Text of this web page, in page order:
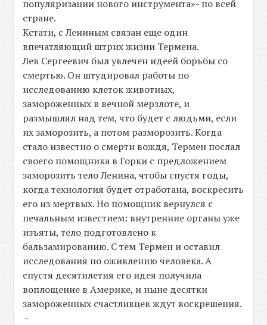
популяризации нового инструмента»- по всей
стране.
Кстати, с Лениным связан еще один
впечатляющий штрих жизни Термена.
Лев Сергеевич был увлечен идеей борьбы со
смертью. Он штудировал работы по
исследованию клеток животных,
замороженных в вечной мерзлоте, и
размышлял над тем, что будет с людьми, если
их заморозить, а потом разморозить. Когда
стало известно о смерти вождя, Термен послал
своего помощника в Горки с предложением
заморозить тело Ленина, чтобы спустя годы,
когда технология будет отработана, воскресить
его из мертвых. Но помощник вернулся с
печальным известием: внутренние органы уже
изъяты, тело подготовлено к
бальзамированию. С тем Термен и оставил
исследования по оживлению человека. А
спустя десятилетия его идея получила
воплощение в Америке, и ныне десятки
замороженных счастливцев ждут воскрешения.
-